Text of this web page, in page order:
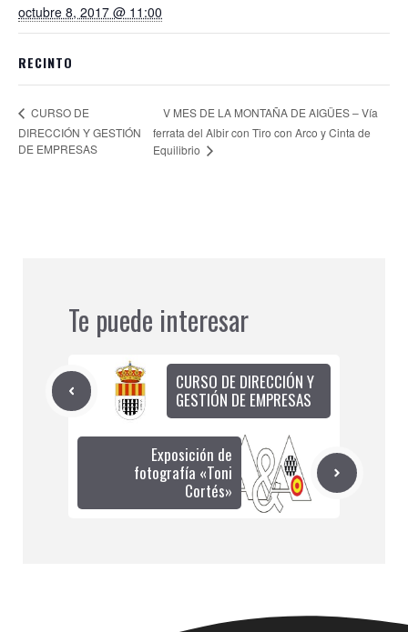
octubre 8, 2017 @ 11:00
RECINTO
CURSO DE
DIRECCIÓN Y GESTIÓN
DE EMPRESAS
V MES DE LA MONTAÑA DE AIGÜES – Vía
ferrata del Albir con Tiro con Arco y Cinta de
Equilibrio
Te puede interesar
CURSO DE DIRECCIÓN Y
GESTIÓN DE EMPRESAS
Exposición de
fotografía «Toni
Cortés»